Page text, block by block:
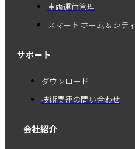
車両運行管理
スマート ホーム & シティ
サポート
ダウンロード
技術関連の問い合わせ
会社紹介